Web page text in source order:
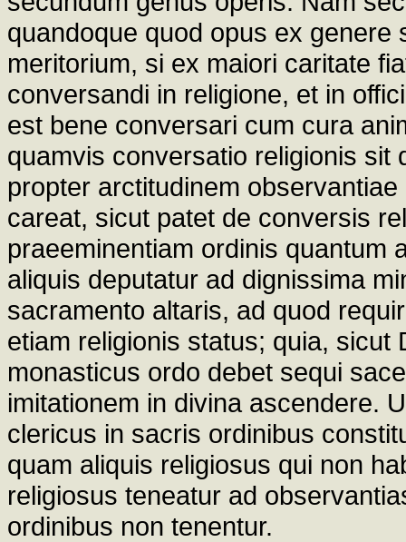
quandoque quod opus ex
meritorium, si ex maiori caritate
conversandi in religione, et in
est bene conversari cum cura
quamvis conversatio religionis sit
propter arctitudinem
careat, sicut patet de conversis
praeeminentiam ordinis quantum
aliquis deputatur ad dignissima
sacramento altaris, ad quod
etiam religionis status; quia, sicut
monasticus ordo debet sequi
imitationem in divina ascendere.
clericus in sacris ordinibus
quam aliquis religiosus qui non
religiosus teneatur ad
ordinibus non tenentur.